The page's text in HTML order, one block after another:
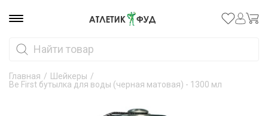
Главная / Шейкеры /
Be First бутылка для воды (черная матовая) - 1300 мл